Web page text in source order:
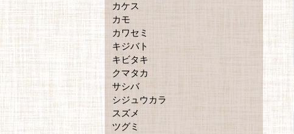
カケス
カモ
カワセミ
キジバト
キビタキ
クマタカ
サシバ
シジュウカラ
スズメ
ツグミ